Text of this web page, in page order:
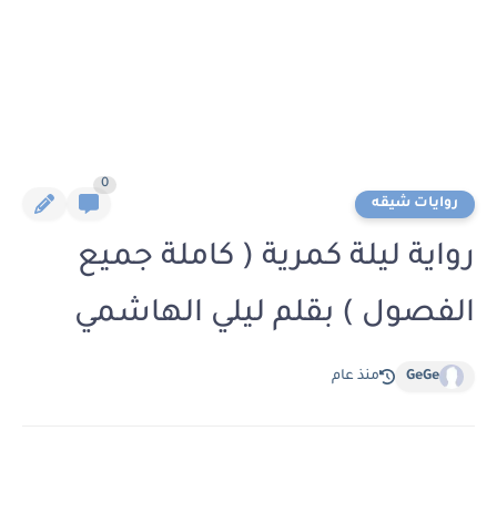
روايات شيقه
0
رواية ليلة كمرية ( كاملة جميع
الفصول ) بقلم ليلي الهاشمي
GeGe منذ عام